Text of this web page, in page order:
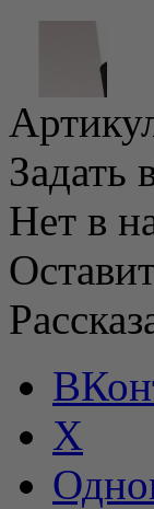
Задать
Нет в
X